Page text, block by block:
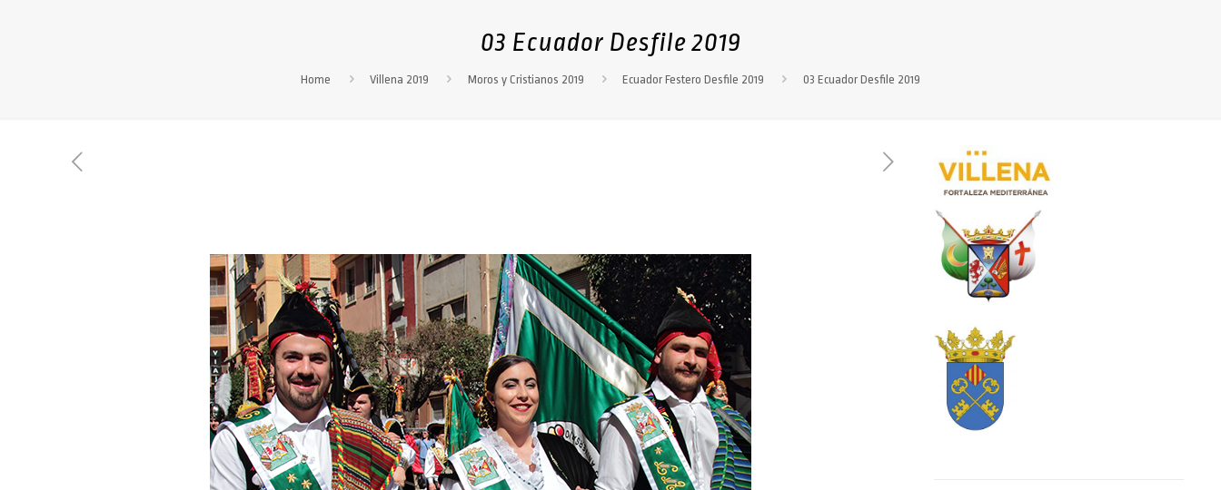
03 Ecuador Desfile 2019
Home Villena 2019 Moros y Cristianos 2019 Ecuador Festero Desfile 2019 03 Ecuador Desfile 2019